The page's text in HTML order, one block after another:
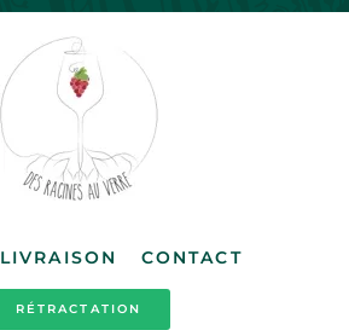
LIVRAISON CONTACT
RÉTRACTATION